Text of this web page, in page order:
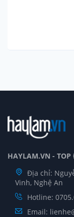
HAYLAM.VN -
Địa chỉ:
Vinh, Nghệ An
Hotline:
Email: